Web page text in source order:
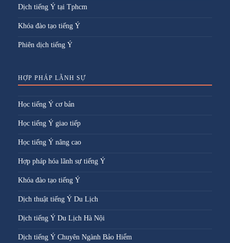
Dịch tiếng Ý tại Tphcm
Khóa đào tạo tiếng Ý
Phiên dịch tiếng Ý
HỢP PHÁP LÃNH SỰ
Học tiếng Ý cơ bản
Học tiếng Ý giao tiếp
Học tiếng Ý nâng cao
Hợp pháp hóa lãnh sự tiếng Ý
Khóa đào tạo tiếng Ý
Dịch thuật tiếng Ý Du Lịch
Dịch tiếng Ý Du Lịch Hà Nội
Dịch tiếng Ý Chuyên Ngành Bảo Hiểm